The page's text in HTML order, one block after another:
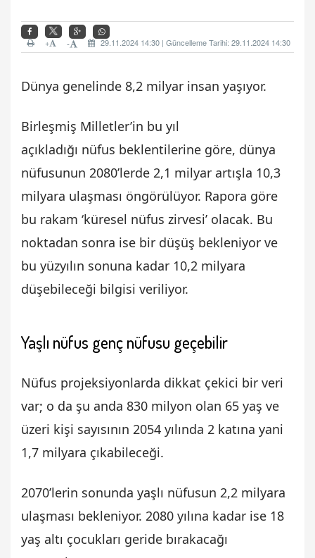
29.11.2024 14:30 | Güncelleme Tarihi: 29.11.2024 14:30
-
+
Dünya genelinde 8,2 milyar insan yaşıyor.
Birleşmiş Milletler’in bu yıl
açıkladığı nüfus beklentilerine göre, dünya
nüfusunun 2080’lerde 2,1 milyar artışla 10,3
milyara ulaşması öngörülüyor. Rapora göre
bu rakam ‘küresel nüfus zirvesi’ olacak. Bu
noktadan sonra ise bir düşüş bekleniyor ve
bu yüzyılın sonuna kadar 10,2 milyara
düşebileceği bilgisi veriliyor.
Yaşlı nüfus genç nüfusu geçebilir
Nüfus projeksiyonlarda dikkat çekici bir veri
var; o da şu anda 830 milyon olan 65 yaş ve
üzeri kişi sayısının 2054 yılında 2 katına yani
1,7 milyara çıkabileceği.
2070’lerin sonunda yaşlı nüfusun 2,2 milyara
ulaşması bekleniyor. 2080 yılına kadar ise 18
yaş altı çocukları geride bırakacağı